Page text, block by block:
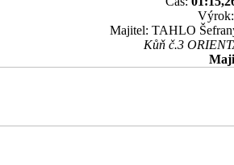
Majitel: TAHLO
Kůň č.3